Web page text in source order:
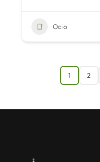
Ocio
1 2